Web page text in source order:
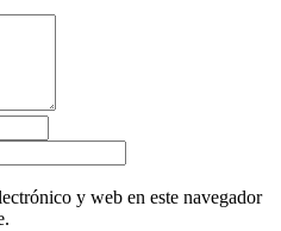
y web en este navegador